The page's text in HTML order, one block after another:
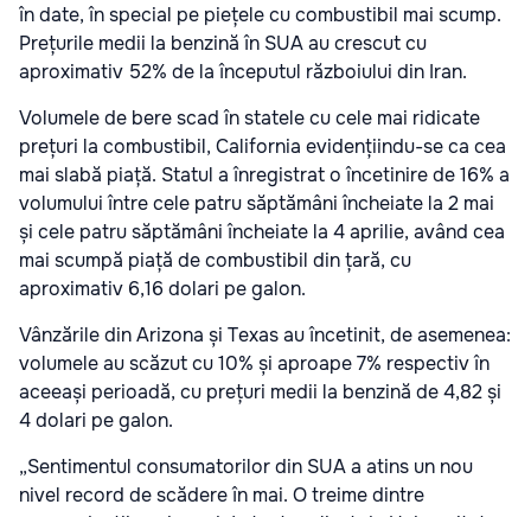
în date, în special pe piețele cu combustibil mai scump.
Prețurile medii la benzină în SUA au crescut cu
aproximativ 52% de la începutul războiului din Iran.
Volumele de bere scad în statele cu cele mai ridicate
prețuri la combustibil, California evidențiindu-se ca cea
mai slabă piață. Statul a înregistrat o încetinire de 16% a
volumului între cele patru săptămâni încheiate la 2 mai
și cele patru săptămâni încheiate la 4 aprilie, având cea
mai scumpă piață de combustibil din țară, cu
aproximativ 6,16 dolari pe galon.
Vânzările din Arizona și Texas au încetinit, de asemenea:
volumele au scăzut cu 10% și aproape 7% respectiv în
aceeași perioadă, cu prețuri medii la benzină de 4,82 și
4 dolari pe galon.
„Sentimentul consumatorilor din SUA a atins un nou
nivel record de scădere în mai. O treime dintre